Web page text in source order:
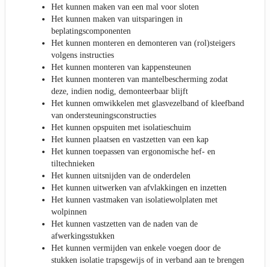
Het kunnen maken van een mal voor sloten
Het kunnen maken van uitsparingen in
beplatingscomponenten
Het kunnen monteren en demonteren van (rol)steigers
volgens instructies
Het kunnen monteren van kappensteunen
Het kunnen monteren van mantelbescherming zodat
deze, indien nodig, demonteerbaar blijft
Het kunnen omwikkelen met glasvezelband of kleefband
van ondersteuningsconstructies
Het kunnen opspuiten met isolatieschuim
Het kunnen plaatsen en vastzetten van een kap
Het kunnen toepassen van ergonomische hef- en
tiltechnieken
Het kunnen uitsnijden van de onderdelen
Het kunnen uitwerken van afvlakkingen en inzetten
Het kunnen vastmaken van isolatiewolplaten met
wolpinnen
Het kunnen vastzetten van de naden van de
afwerkingsstukken
Het kunnen vermijden van enkele voegen door de
stukken isolatie trapsgewijs of in verband aan te brengen